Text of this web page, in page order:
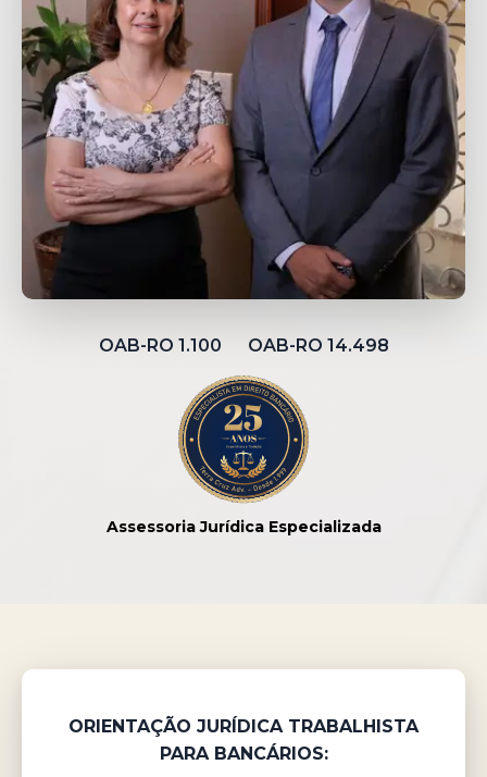
OAB-RO 1.100 OAB-RO 14.498
Assessoria Jurídica Especializada
ORIENTAÇÃO JURÍDICA TRABALHISTA
PARA BANCÁRIOS: